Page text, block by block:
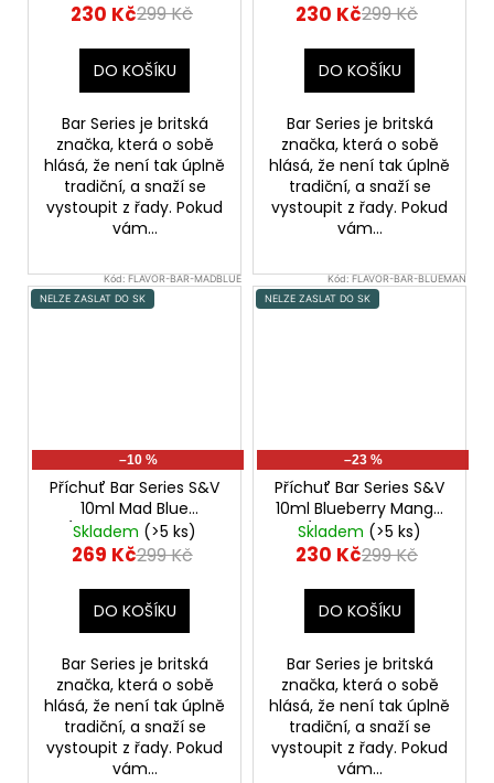
meloun)
230 Kč299 Kč
DO KOŠÍKU
Bar Series je britská
značka, která o sobě
hlásá, že není tak úplně
tradiční, a snaží se
vystoupit z řady. Pokud
vám...
banán)
230 Kč299 Kč
DO KOŠÍKU
Bar Series je britská
značka, která o sobě
hlásá, že není tak úplně
tradiční, a snaží se
vystoupit z řady. Pokud
vám...
Kód:FLAVOR-BAR-MADBLUE
NELZE ZASLAT DO SK
–10 %
Příchuť Bar Series S&V
10ml Mad Blue
(Borůvka a modrá
malina)
Skladem (>5 ks)
269 Kč299 Kč
DO KOŠÍKU
Bar Series je britská
značka, která o sobě
hlásá, že není tak úplně
tradiční, a snaží se
vystoupit z řady. Pokud
vám...
Kód:FLAVOR-BAR-BLUEMAN
NELZE ZASLAT DO SK
–23 %
Příchuť Bar Series S&V
10ml Blueberry Mango
Ice (Borůvka a ledové
mango)
Skladem (>5 ks)
230 Kč299 Kč
DO KOŠÍKU
Bar Series je britská
značka, která o sobě
hlásá, že není tak úplně
tradiční, a snaží se
vystoupit z řady. Pokud
vám...